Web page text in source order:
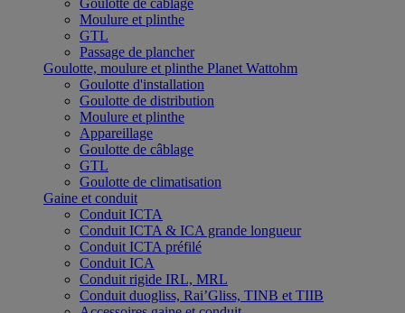
Goulotte de câblage
Moulure et plinthe
GTL
Passage de plancher
Goulotte, moulure et plinthe Planet Wattohm
Goulotte d'installation
Goulotte de distribution
Moulure et plinthe
Appareillage
Goulotte de câblage
GTL
Goulotte de climatisation
Gaine et conduit
Conduit ICTA
Conduit ICTA & ICA grande longueur
Conduit ICTA préfilé
Conduit ICA
Conduit rigide IRL, MRL
Conduit duogliss, Rai’Gliss, TINB et TIIB